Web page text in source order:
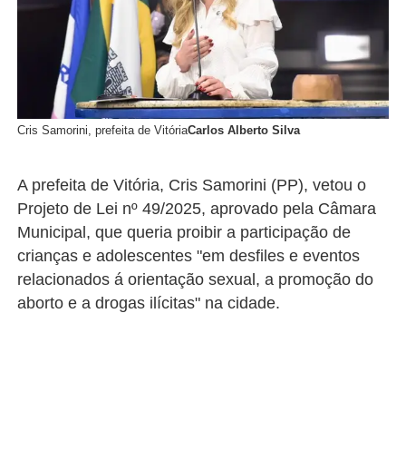
Cris Samorini, prefeita de VitóriaCarlos Alberto Silva
A prefeita de Vitória, Cris Samorini (PP), vetou o
Projeto de Lei nº 49/2025, aprovado pela Câmara
Municipal, que queria proibir a participação de
crianças e adolescentes "em desfiles e eventos
relacionados á orientação sexual, a promoção do
aborto e a drogas ilícitas" na cidade.